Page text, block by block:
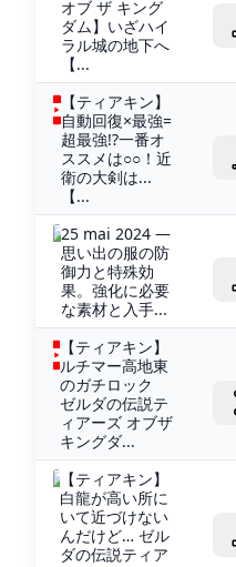
オブ ザ キング
ダム】いざハイ
ラル城の地下へ
【...
【ティアキン】
自動回復×最強=
超最強!?一番オ
ススメは○○！近
衛の大剣は...
【...
25 mai 2024 —
思い出の服の防
御力と特殊効
果。強化に必要
な素材と入手...
【ティアキン】
ルチマー高地東
のガチロック
ゼルダの伝説テ
ィアーズ オブザ
キングダ...
【ティアキン】
白龍が高い所に
いて近づけない
んだけど… ゼル
ダの伝説ティア